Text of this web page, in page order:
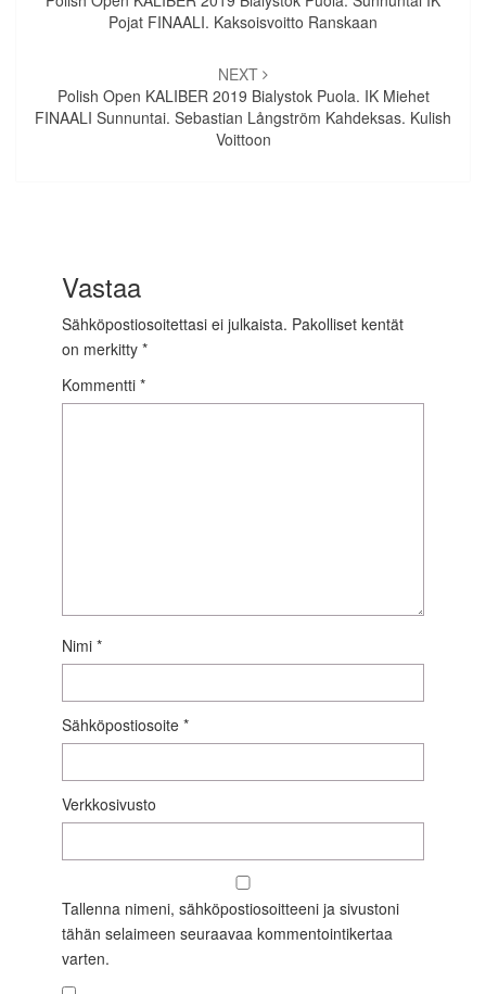
Pojat FINAALI. Kaksoisvoitto Ranskaan
NEXT
Polish Open KALIBER 2019 Bialystok Puola. IK Miehet
FINAALI Sunnuntai. Sebastian Långström Kahdeksas. Kulish
Voittoon
Vastaa
Sähköpostiosoitettasi ei julkaista. Pakolliset kentät
on merkitty *
Kommentti *
Nimi *
Sähköpostiosoite *
Verkkosivusto
Tallenna nimeni, sähköpostiosoitteeni ja sivustoni
tähän selaimeen seuraavaa kommentointikertaa
varten.